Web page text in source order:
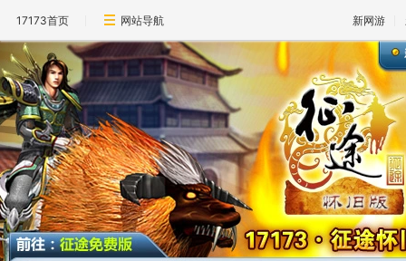
17173首页 网站导航 新网游